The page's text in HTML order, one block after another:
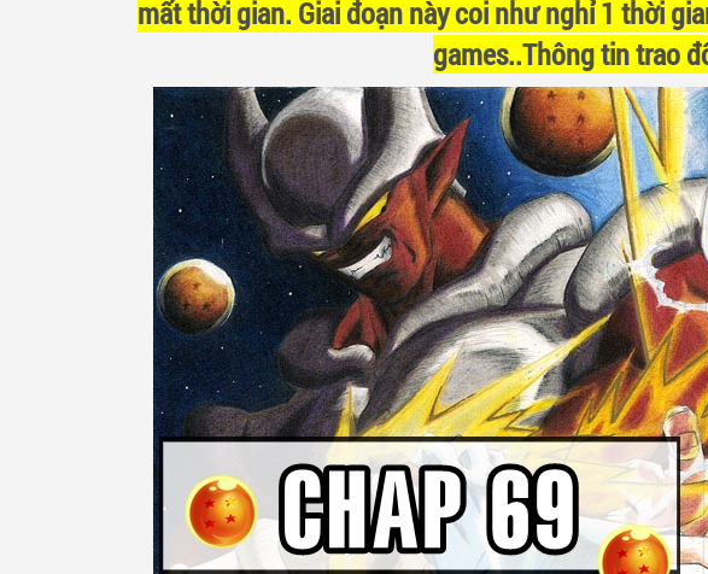
mất thời gian. Giai đoạn này coi như nghỉ 1 thời
games..Thông tin trao